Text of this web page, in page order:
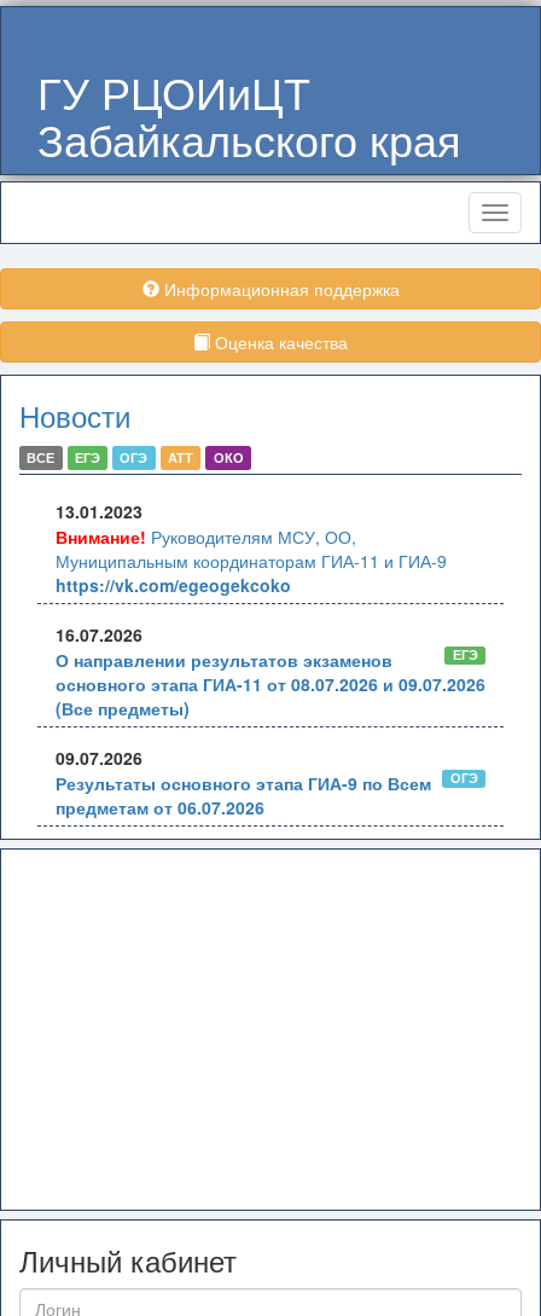
ГУ РЦОИиЦТ
Забайкальского края
Меню
Информационная поддержка
Оценка качества
Новости
ВСЕ ЕГЭ ОГЭ АТТ ОКО
13.01.2023
Внимание! Руководителям МСУ, ОО,
Муниципальным координаторам ГИА-11 и ГИА-9
https://vk.com/egeogekcoko
16.07.2026
ЕГЭ
О направлении результатов экзаменов
основного этапа ГИА-11 от 08.07.2026 и 09.07.2026
(Все предметы)
09.07.2026
ОГЭ
Результаты основного этапа ГИА-9 по Всем
предметам от 06.07.2026
Личный кабинет